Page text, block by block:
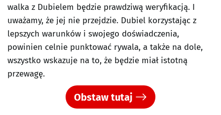
walka z Dubielem będzie prawdziwą weryfikacją. I
uważamy, że jej nie przejdzie. Dubiel korzystając z
lepszych warunków i swojego doświadczenia,
powinien celnie punktować rywala, a także na dole,
wszystko wskazuje na to, że będzie miał istotną
przewagę.
Obstaw tutaj